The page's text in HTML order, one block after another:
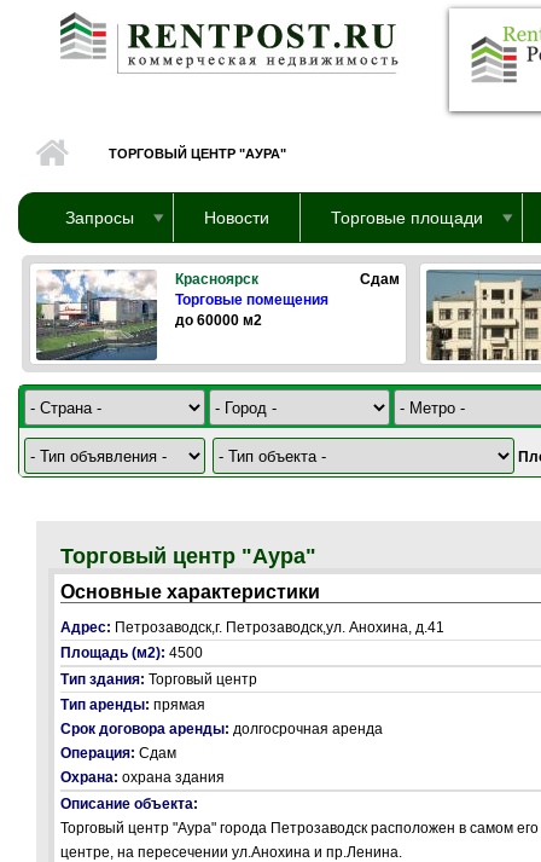
Перейти к основному содержанию
ТОРГОВЫЙ ЦЕНТР "АУРА"
Запросы Новости Торговые площади
Красноярск
Сдам
Торговые помещения
до 60000 м2
Торговый центр "Аура"
Основные характеристики
Адрес: Петрозаводск,г. Петрозаводск,ул. Анохина, д.41
Площадь (м2): 4500
Тип здания: Торговый центр
Тип аренды: прямая
Срок договора аренды: долгосрочная аренда
Операция: Сдам
Охрана: охрана здания
Описание объекта:
Торговый центр "Аура" города Петрозаводск расположен в самом его
центре, на пересечении ул.Анохина и пр.Ленина.